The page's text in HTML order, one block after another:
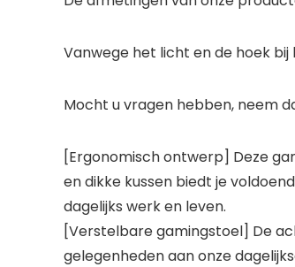
Vanwege het licht en de hoek
Mocht u vragen hebben, neem
[Ergonomisch ontwerp] Deze
en dikke kussen biedt je
dagelijks werk en leven.
[Verstelbare gamingstoel] De
gelegenheden aan onze